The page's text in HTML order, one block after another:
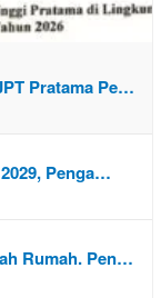
Pratama Pe…
Penga…
Rumah. Pen…